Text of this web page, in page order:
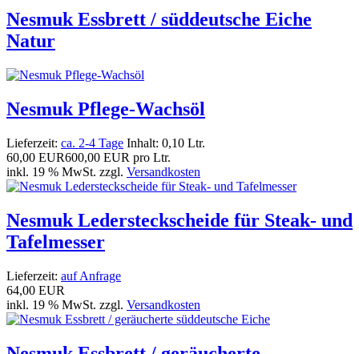
Nesmuk Essbrett / süddeutsche Eiche
Natur
Nesmuk Pflege-Wachsöl
Lieferzeit: ca. 2-4 Tage Inhalt: 0,10 Ltr.
60,00 EUR600,00 EUR pro Ltr.
inkl. 19 % MwSt. zzgl. Versandkosten
Nesmuk Ledersteckscheide für Steak- und
Tafelmesser
Lieferzeit: auf Anfrage
64,00 EUR
inkl. 19 % MwSt. zzgl. Versandkosten